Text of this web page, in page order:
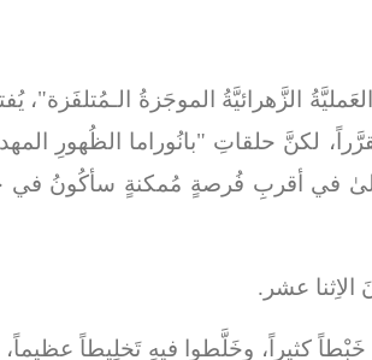
الزَّهرائيَّةُ الموجَزةُ الـمُتلفَزة"،
لكنَّ حلقاتِ "بانُوراما الظُهورِ
تعالىٰ في أقربِ فُرصةٍ مُمكنةٍ سأكُونُ
الاِثنا عشر.
خَبْطاً كثيراً، وخَلَّطوا فيهِ تَخلِيطاً